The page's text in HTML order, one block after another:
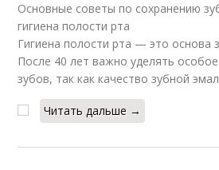
Основные советы по сохранению
гигиена полости рта
Гигиена полости рта — это основа
После 40 лет важно уделять
зубов, так как качество зубной
Читать дальше →